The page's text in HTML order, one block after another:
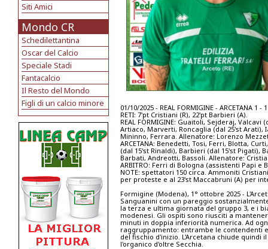
Siti Amici
Mondo CR
Schedilettantina
Oscar del Calcio
Speciale Stadi
Fantacalcio
Il Resto del Mondo
Figli di un calcio minore
01/10/2025 - REAL FORMIGINE - ARCETANA 1 - 1
RETI: 7'pt Cristiani (R), 22'pt Barbieri (A).
REAL FORMIGINE: Guaitoli, Sejderaj,
Artiaco, Marverti, Roncaglia (dal 25'st Arati),
Mininno, Ferrara. Allenatore: Lorenzo
ARCETANA: Benedetti, Tosi, Ferri, Blotta,
(dal 15'st Rinaldi), Barbieri (dal 15'st Pigati),
Barbati, Andreotti, Bassoli. Allenatore:
ARBITRO: Ferri di Bologna (assistenti Papi e
NOTE: spettatori 150 circa. Ammoniti
per proteste e al 23'st Maccabruni (A) per
Formigine (Modena), 1° ottobre 2025 -
Sanguanini con un pareggio
la terza e ultima giornata del gruppo 3, e i
modenesi. Gli ospiti sono riusciti a
minuti in doppia inferiorità numerica. Ad
raggruppamento: entrambe le contendenti
del fischio d'inizio. L'Arcetana chiude
l'organico d'oltre Secchia.